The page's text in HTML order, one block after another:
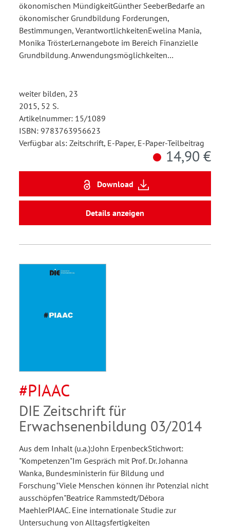
ökonomischen MündigkeitGünther SeeberBedarfe an
ökonomischer Grundbildung Forderungen,
Bestimmungen, VerantwortlichkeitenEwelina Mania,
Monika TrösterLernangebote im Bereich Finanzielle
Grundbildung. Anwendungsmöglichkeiten…
weiter bilden, 23
2015, 52 S.
Artikelnummer: 15/1089
ISBN: 9783763956623
Verfügbar als: Zeitschrift, E-Paper, E-Paper-Teilbeitrag
14,90 €
Download
Details anzeigen
#PIAAC
DIE Zeitschrift für
Erwachsenenbildung 03/2014
Aus dem Inhalt (u.a.):John ErpenbeckStichwort:
"Kompetenzen"Im Gespräch mit Prof. Dr. Johanna
Wanka, Bundesministerin für Bildung und
Forschung"Viele Menschen können ihr Potenzial nicht
ausschöpfen"Beatrice Rammstedt/Débora
MaehlerPIAAC. Eine internationale Studie zur
Untersuchung von Alltagsfertigkeiten